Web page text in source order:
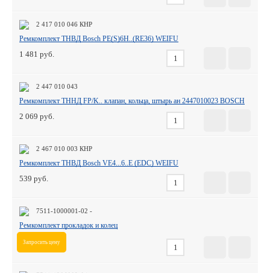
2 417 010 046 КНР
Ремкомплект ТНВД Bosch PE(S)6H..(RE36) WEIFU
1 481
2 447 010 043
Ремкомплект ТННД FP/K.. клапан, кольца, штырь ан 2447010023 BOSCH
2 069
2 467 010 003 КНР
Ремкомплект ТНВД Bosch VE4...6..E (EDC) WEIFU
539
7511-1000001-02 -
Ремкомплект прокладок и колец
Запросить цену